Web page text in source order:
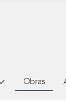
Obras